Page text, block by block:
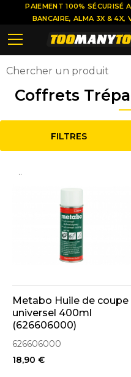
Coffrets
FILTRES
..
Metabo Huile de coupe
universel 400ml
(626606000)
626606000
18,90 €
PAIEMENT 100% SÉCURISÉ
BANCAIRE, ALMA 3X & 4X,